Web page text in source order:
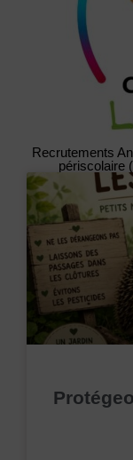
Recrutements
périscolaire